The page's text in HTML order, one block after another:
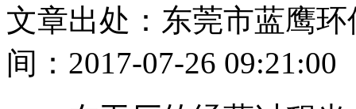
文章出处：东莞市蓝鹰
间：2017-07-26 09:21:00